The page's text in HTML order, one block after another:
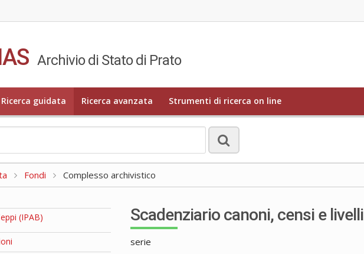
Archivio di Stato di Prato
Ricerca guidata Ricerca avanzata Strumenti di ricerca on line
Fondi Complesso archivistico
(IPAB) Scadenziario canoni, censi e livelli
serie